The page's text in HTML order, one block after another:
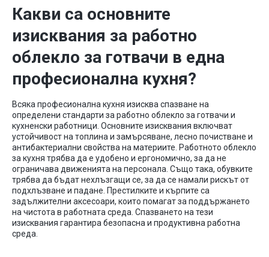
Какви са основните
изисквания за работно
облекло за готвачи в една
професионална кухня?
Всяка професионална кухня изисква спазване на
определени стандарти за работно облекло за готвачи и
кухненски работници. Основните изисквания включват
устойчивост на топлина и замърсяване, лесно почистване и
антибактериални свойства на материите. Работното облекло
за кухня трябва да е удобено и ергономично, за да не
ограничава движенията на персонала. Също така, обувките
трябва да бъдат нехлъзгащи се, за да се намали рискът от
подхлъзване и падане. Престилките и кърпите са
задължителни аксесоари, които помагат за поддържането
на чистота в работната среда. Спазването на тези
изисквания гарантира безопасна и продуктивна работна
среда.